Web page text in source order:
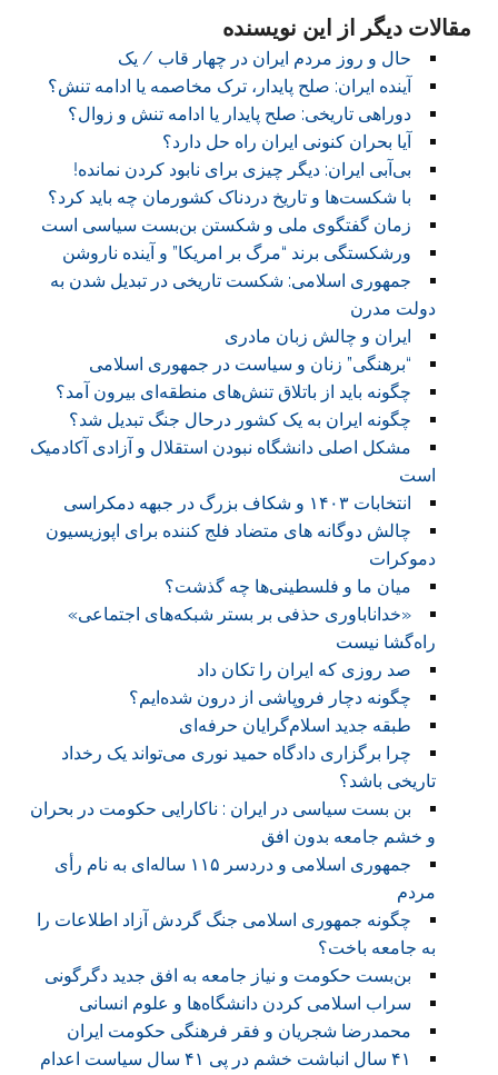
مقالات دیگر از این نویسنده
حال و روز مردم ایران در چهار قاب / یک
آینده ایران: صلح پایدار، ترک مخاصمه یا ادامه تنش؟
دوراهی تاریخی: صلح پایدار یا ادامه تنش و زوال؟
آیا بحران کنونی ایران راه حل دارد؟
بی‌آبی ایران: دیگر چیزی برای نابود کردن نمانده!
با شکست‌ها و تاریخ دردناک کشورمان چه باید کرد؟
زمان گفتگوی ملی و شکستن بن‌بست سیاسی است
ورشکستگی برند “مرگ بر امریکا” و آینده ناروشن
جمهوری اسلامی: شکست تاریخی در تبدیل شدن به
دولت مدرن
ایران و چالش زبان مادری
“برهنگی” زنان و سیاست در جمهوری اسلامی
چگونه باید از باتلاق تنش‌های منطقه‌ای بیرون آمد؟
چگونه ایران به یک کشور درحال جنگ تبدیل شد؟
مشکل اصلی دانشگاه نبودن استقلال و آزادی آکادمیک
است
انتخابات ۱۴۰۳ و شکاف بزرگ در جبهه دمکراسی
چالش دوگانه های متضاد فلج کننده برای اپوزیسیون
دموکرات
میان ما و فلسطینی‌ها چه گذشت‌؟
«خداناباوری حذفی بر بستر شبکه‌های اجتماعی»
راه‌گشا نیست
صد روزی که ایران را تکان داد
چگونه دچار فروپاشی از درون شده‌ایم؟
طبقه جدید اسلام‌گرایان حرفه‌ای
چرا برگزاری دادگاه حمید نوری می‌تواند یک رخداد
تاریخی باشد؟
بن بست سیاسی در ایران : ناکارایی حکومت در بحران
و خشم جامعه بدون افق
جمهوری اسلامی و دردسر ۱۱۵ ساله‌ای به نام رأی
مردم
چگونه جمهوری اسلامی جنگ گردش آزاد اطلاعات را
به جامعه باخت؟
بن‌بست حکومت و نیاز جامعه به افق جدید دگرگونی
سراب اسلامی کردن دانشگاه‌ها و علوم انسانی
محمدرضا شجریان و فقر فرهنگی حکومت ایران
۴۱ سال انباشت خشم در پی ۴۱ سال سیاست اعدام